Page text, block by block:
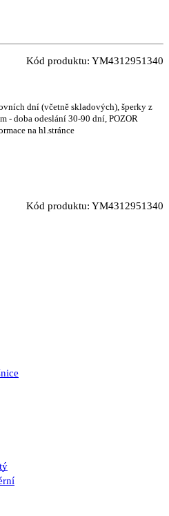
Kód produktu: YM4312951340
dní (včetně skladových), šperky z
- doba odeslání 30-90 dní, POZOR
na hl.stránce
Kód produktu: YM4312951340